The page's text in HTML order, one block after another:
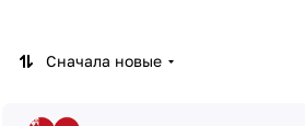
Сначала новые